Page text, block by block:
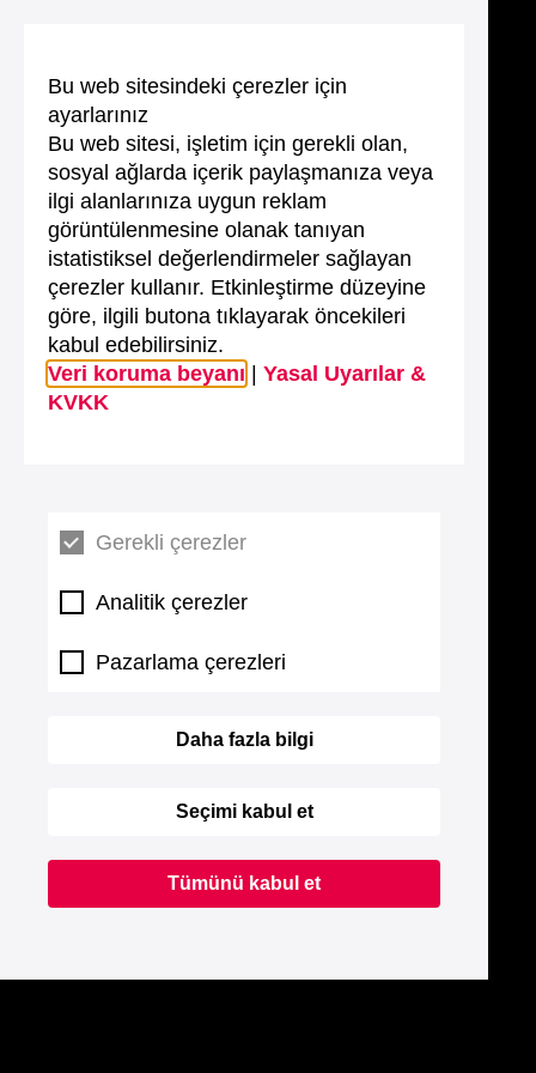
Bu web sitesindeki çerezler için
ayarlarınız
Bu web sitesi, işletim için gerekli olan,
sosyal ağlarda içerik paylaşmanıza veya
ilgi alanlarınıza uygun reklam
görüntülenmesine olanak tanıyan
istatistiksel değerlendirmeler sağlayan
çerezler kullanır. Etkinleştirme düzeyine
göre, ilgili butona tıklayarak öncekileri
kabul edebilirsiniz.
Veri koruma beyanı
Yasal Uyarılar &
KVKK
Gerekli çerezler
Analitik çerezler
Pazarlama çerezleri
Daha fazla bilgi
Seçimi kabul et
Tümünü kabul et